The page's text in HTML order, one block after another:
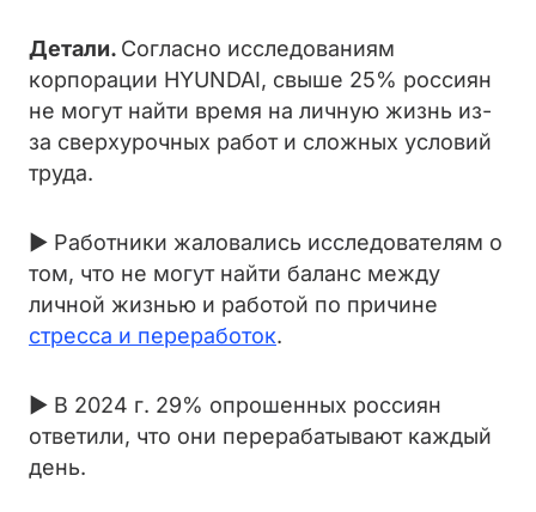
Детали. Согласно исследованиям
корпорации HYUNDAI, свыше 25% россиян
не могут найти время на личную жизнь из-
за сверхурочных работ и сложных условий
труда.
► Работники жаловались исследователям о
том, что не могут найти баланс между
личной жизнью и работой по причине
стресса и переработок.
► В 2024 г. 29% опрошенных россиян
ответили, что они перерабатывают каждый
день.